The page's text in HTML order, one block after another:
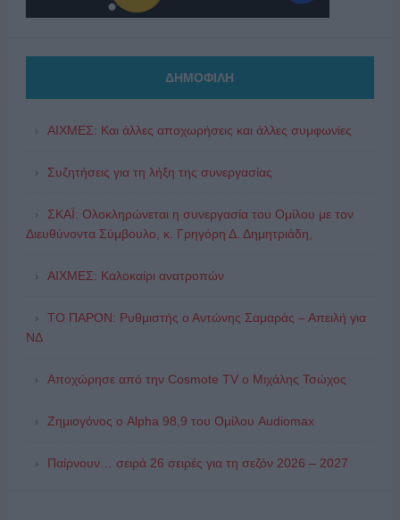
ΔΗΜΟΦΙΛΗ
ΑΙΧΜΕΣ: Και άλλες αποχωρήσεις και άλλες συμφωνίες
Συζητήσεις για τη λήξη της συνεργασίας
ΣΚΑΪ: Ολοκληρώνεται η συνεργασία του Ομίλου με τον
Διευθύνοντα Σύμβουλο, κ. Γρηγόρη Δ. Δημητριάδη,
ΑΙΧΜΕΣ: Καλοκαίρι ανατροπών
ΤΟ ΠΑΡΟΝ: Ρυθμιστής ο Αντώνης Σαμαράς – Απειλή για
ΝΔ
Αποχώρησε από την Cosmote TV o Μιχάλης Τσώχος
Ζημιογόνος ο Alpha 98,9 του Ομίλου Audiomax
Παίρνουν… σειρά 26 σειρές για τη σεζόν 2026 – 2027